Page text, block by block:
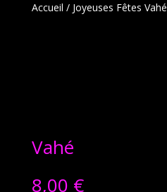
Accueil / Joyeuses Fêtes Vahé
Vahé
8,00 €